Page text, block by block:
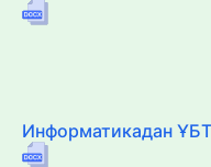
Информатикадан